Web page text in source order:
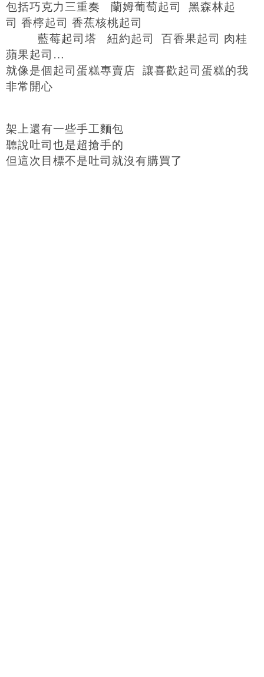
包括巧克力三重奏 蘭姆葡萄起司 黑森林起
司 香檸起司 香蕉核桃起司
藍莓起司塔 紐約起司 百香果起司 肉桂
蘋果起司…
就像是個起司蛋糕專賣店 讓喜歡起司蛋糕的我
非常開心
架上還有一些手工麵包
聽說吐司也是超搶手的
但這次目標不是吐司就沒有購買了